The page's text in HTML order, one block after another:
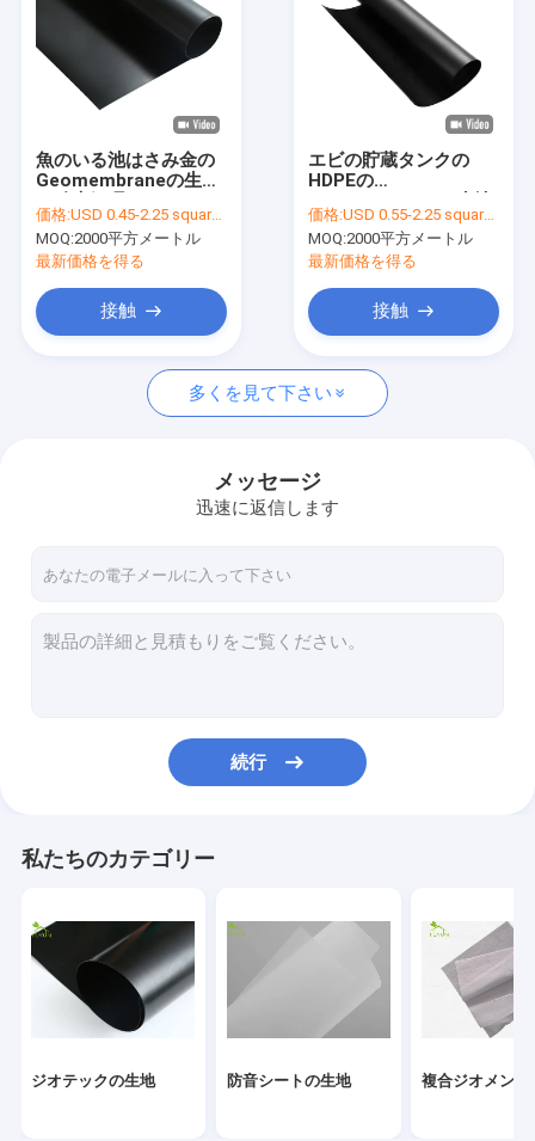
私達について
工場旅行
私達に連絡しなさい
引用を要求しなさい
News
ジオテックの生地
複合ジオメンブレン
不織布 ジオテキスタイルの生地
排水ジオコンポジット
コンベヤーのローラーの製造業機械
ジオテキスタイルのプロジェクト
信号の電子ケーブル
魚のいる池はさみ金の
Geomembraneの生地
0.5mmの厚さ
価格:USD 0.45-2.25 square meters
MOQ:2000平方メートル
最新価格を得る
接触
エビの貯蔵タンクの
HDPEの
1.0mmの厚さASTM
価格:USD 0.55-2.25 square meters
MOQ:2000平方メートル
最新価格を得る
接触
多くを見て下さい
メッセージ
迅速に返信します
続行
私たちのカテゴリー
ジオテックの生地 防音シートの生地 複合ジオメンブ